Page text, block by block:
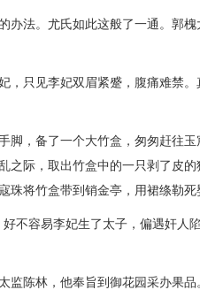
办法。尤氏如此这般了一通。郭
，只见李妃双眉紧蹙，腹痛难禁
脚，备了一个大竹盒，匆匆赶往
之际，取出竹盒中的一只剥了皮
将竹盒带到销金亭，用裙绦勒死
不容易李妃生了太子，偏遇奸人
陈林，他奉旨到御花园采办果